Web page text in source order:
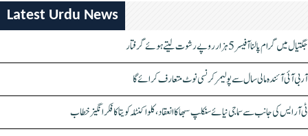
Latest Urdu News
جگتیال میں گرام پالنا آفیسر 5 ہزار روپے رشوت لیتے ہوئے گرفتار
آر بی آئی آئندہ مالی سال سے پولیمر کرنسی نوٹ متعارف کرائے گا
ٹی آر ایس کی جانب سے سماجی نیائے سنکلپ سبھا کا انعقاد، کلواکنٹلہ کویتا کا فکر انگیز خطاب